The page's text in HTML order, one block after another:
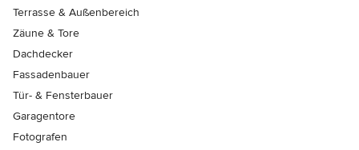
Terrasse & Außenbereich
Zäune & Tore
Dachdecker
Fassadenbauer
Tür- & Fensterbauer
Garagentore
Fotografen